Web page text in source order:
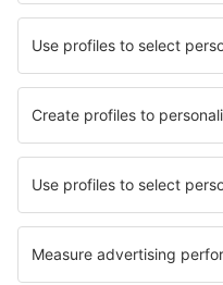
Hoteluri Cove Hoteluri
Hoteluri în Farum
Hoteluri în Juuma
Hoteluri în Inari